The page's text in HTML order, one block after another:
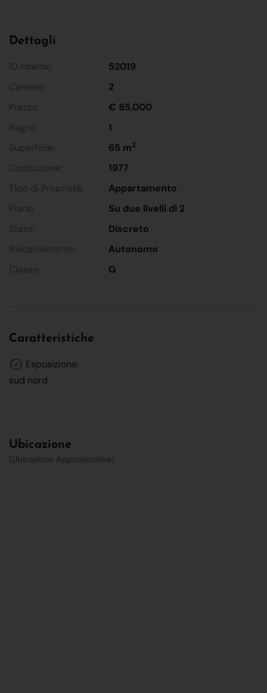
Dettagli
ID Interno:
52019
Camere:
2
Prezzo:
€ 85.000
Bagni:
1
Superficie:
65 m2
Costruzione:
1977
Tipo di Proprietà:
Appartamento
Piano:
Su due livelli di 2
Stato:
Discreto
Riscaldamento:
Autonomo
Classe:
G
Caratteristiche
Esposizione:
sud nord
Ubicazione
(Ubicazione Approsimativa)